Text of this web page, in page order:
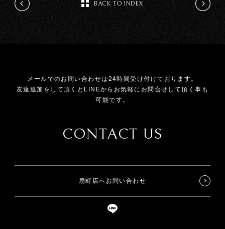
BACK TO INDEX
メールでのお問い合わせは24時間受け付けております。
友達追加をして頂くとLINEからお気軽にお問合せして頂く事も
可能です。
CONTACT US
扇町店へお問い合わせ